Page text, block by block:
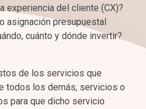
experiencia del cliente (CX)?
asignación presupuestal
cuánto y dónde invertir?
de los servicios que
todos los demás, servicios o
para que dicho servicio